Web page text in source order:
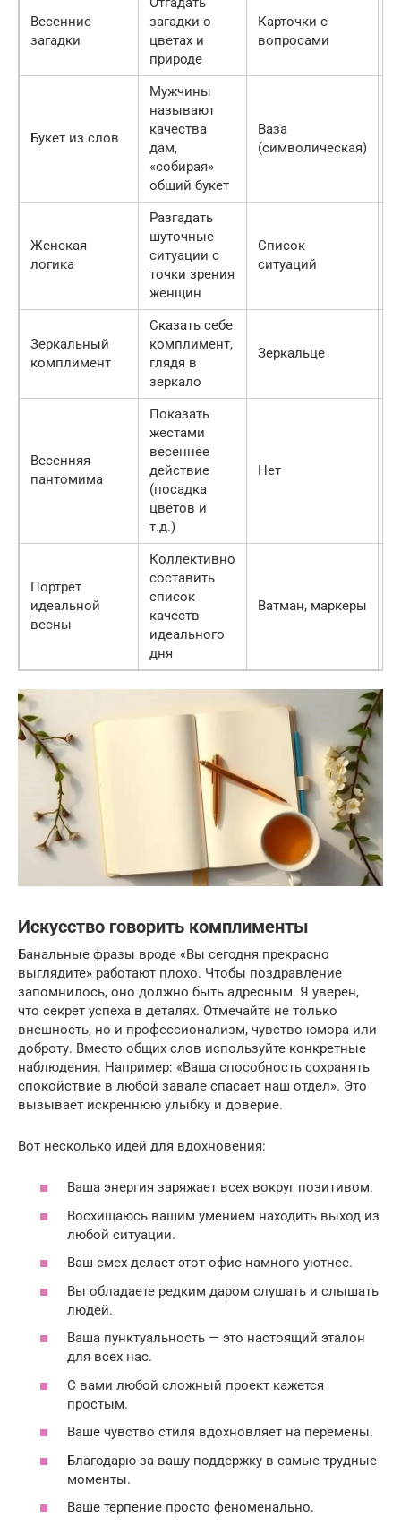
Весенние
загадки
загадки о
цветах и
природе
Карточки с
вопросами
Букет из слов
Мужчины
называют
качества
дам,
«собирая»
общий букет
Ваза
(символическая)
Женская
логика
Разгадать
шуточные
ситуации с
точки зрения
женщин
Список
ситуаций
Зеркальный
комплимент
Сказать себе
комплимент,
глядя в
зеркало
Зеркальце
Весенняя
пантомима
Показать
жестами
весеннее
действие
(посадка
цветов и
т.д.)
Нет
Портрет
идеальной
весны
Коллективно
составить
список
качеств
идеального
дня
Ватман, маркеры
Искусство говорить комплименты
Банальные фразы вроде «Вы сегодня прекрасно
выглядите» работают плохо. Чтобы поздравление
запомнилось, оно должно быть адресным. Я уверен,
что секрет успеха в деталях. Отмечайте не только
внешность, но и профессионализм, чувство юмора или
доброту. Вместо общих слов используйте конкретные
наблюдения. Например: «Ваша способность сохранять
спокойствие в любой завале спасает наш отдел». Это
вызывает искреннюю улыбку и доверие.
Вот несколько идей для вдохновения:
Ваша энергия заряжает всех вокруг позитивом.
Восхищаюсь вашим умением находить выход из
любой ситуации.
Ваш смех делает этот офис намного уютнее.
Вы обладаете редким даром слушать и слышать
людей.
Ваша пунктуальность — это настоящий эталон
для всех нас.
С вами любой сложный проект кажется
простым.
Ваше чувство стиля вдохновляет на перемены.
Благодарю за вашу поддержку в самые трудные
моменты.
Ваше терпение просто феноменально.